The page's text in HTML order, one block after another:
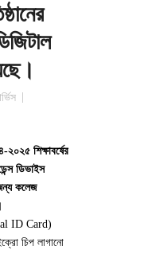
২০২৫ শিক্ষাবর্ষের
ডিভাইস
কলেজ
ID Card)
চিপ লাগানো